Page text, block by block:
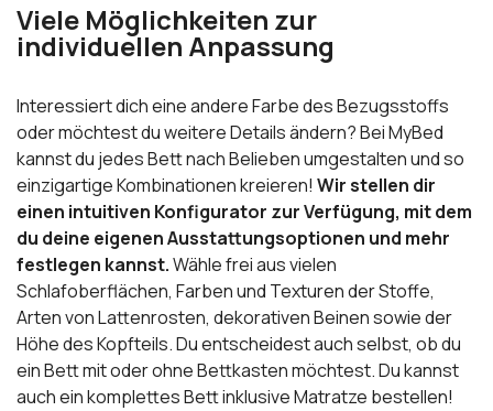
Viele Möglichkeiten zur
individuellen Anpassung
Interessiert dich eine andere Farbe des Bezugsstoffs
oder möchtest du weitere Details ändern? Bei MyBed
kannst du jedes Bett nach Belieben umgestalten und so
einzigartige Kombinationen kreieren! Wir stellen dir
einen intuitiven Konfigurator zur Verfügung, mit dem
du deine eigenen Ausstattungsoptionen und mehr
festlegen kannst.Wähle frei aus vielen
Schlafoberflächen, Farben und Texturen der Stoffe,
Arten von Lattenrosten, dekorativen Beinen sowie der
Höhe des Kopfteils. Du entscheidest auch selbst, ob du
ein Bett mit oder ohne Bettkasten möchtest. Du kannst
auch ein komplettes Bett inklusive Matratze bestellen!